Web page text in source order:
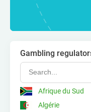
Gambling
Afrique du Sud
Algérie